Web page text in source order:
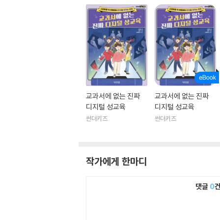
교과서에 없는 진짜
디지털 성교육
썬더키즈
교과서에 없는 진짜
디지털 성교육
썬더키즈
작가에게 한마디
댓글 0